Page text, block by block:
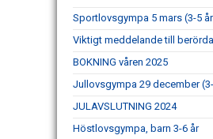
Sportlovsgympa 5 mars (3-5
Viktigt meddelande till
BOKNING våren 2025
Jullovsgympa 29 december
JULAVSLUTNING 2024
Höstlovsgympa, barn 3-6 år